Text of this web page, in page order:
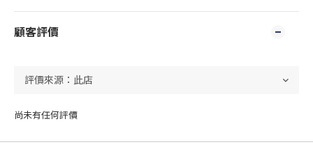
顧客評價
尚未有任何評價